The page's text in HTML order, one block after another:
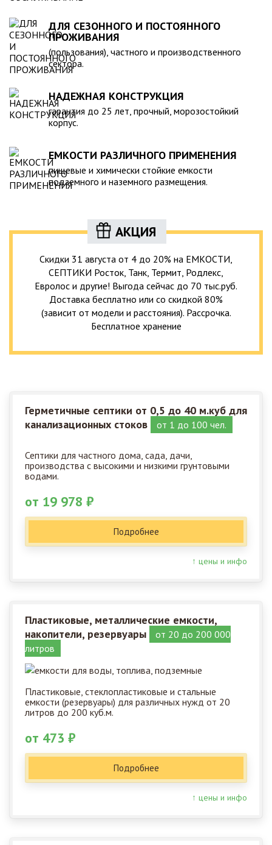
ДЛЯ СЕЗОННОГО И ПОСТОЯННОГО
ПРОЖИВАНИЯ
(пользования), частного и производственного
сектора.
НАДЕЖНАЯ КОНСТРУКЦИЯ
гарантия до 25 лет, прочный, морозостойкий
корпус.
ЕМКОСТИ РАЗЛИЧНОГО ПРИМЕНЕНИЯ
пищевые и химически стойкие емкости
подземного и наземного размещения.
АКЦИЯ
Скидки 31 августа от 4 до 20% на ЕМКОСТИ,
СЕПТИКИ Росток, Танк, Термит, Родлекс,
Евролос и другие! Выгода сейчас до 70 тыс.руб.
Доставка бесплатно или со скидкой 80%
(зависит от модели и расстояния). Рассрочка.
Бесплатное хранение
Герметичные септики от 0,5 до 40 м.куб для
канализационных стоков
от 1 до 100 чел.
Септики для частного дома, сада, дачи,
производства с высокими и низкими грунтовыми
водами.
от 19 978 ₽
Подробнее
↑ цены и инфо
Пластиковые, металлические емкости,
накопители, резервуары
от 20 до 200 000
литров
Пластиковые, стеклопластиковые и стальные
емкости (резервуары) для различных нужд от 20
литров до 200 куб.м.
от 473 ₽
Подробнее
↑ цены и инфо